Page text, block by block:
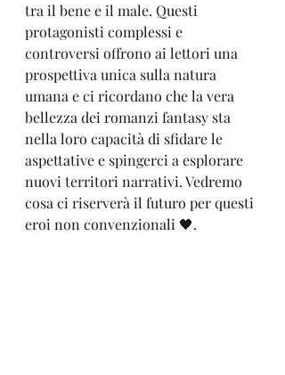
tra il bene e il male. Questi
protagonisti complessi e
controversi offrono ai lettori una
prospettiva unica sulla natura
umana e ci ricordano che la vera
bellezza dei romanzi fantasy sta
nella loro capacità di sfidare le
aspettative e spingerci a esplorare
nuovi territori narrativi. Vedremo
cosa ci riserverà il futuro per questi
eroi non convenzionali 🖤.